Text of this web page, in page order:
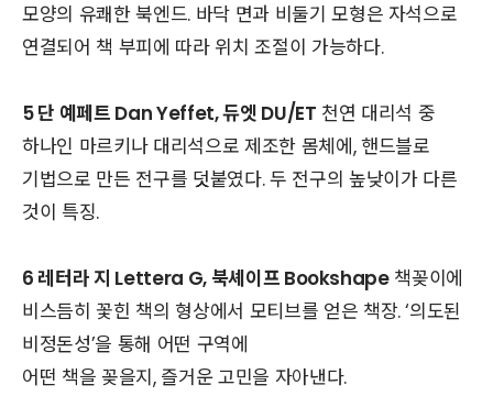
모양의 유쾌한 북엔드. 바닥 면과 비둘기 모형은 자석으로
연결되어 책 부피에 따라 위치 조절이 가능하다.
5 단 예페트 Dan Yeffet, 듀엣 DU/ET 천연 대리석 중
하나인 마르키나 대리석으로 제조한 몸체에, 핸드블로
기법으로 만든 전구를 덧붙였다. 두 전구의 높낮이가 다른
것이 특징.
6 레터라 지 Lettera G, 북셰이프 Bookshape책꽂이에
비스듬히 꽃힌 책의 형상에서 모티브를 얻은 책장. ‘의도된
비정돈성’을 통해 어떤 구역에
어떤 책을 꽂을지, 즐거운 고민을 자아낸다.